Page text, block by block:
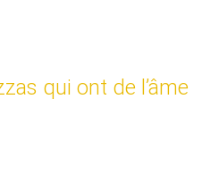
qui ont de l’âme